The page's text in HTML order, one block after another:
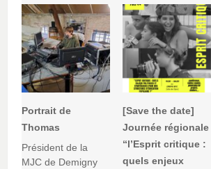
Portrait de
Thomas
Président de la
MJC de Demigny
[Save the date]
Journée régionale
“l’Esprit critique :
quels enjeux